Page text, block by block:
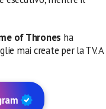
of Thrones ha
mai create per la TV. A